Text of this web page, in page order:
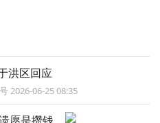
洪区回应
“于洪区市场监督管理局”微信公号 2026-06-25 08:35
愿是攒钱